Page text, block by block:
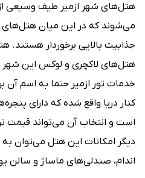
هتل‌های شهر ازمیر طیف وسیعی از
می‌شوند که در این میان هتل‌های
جذابیت بالایی برخوردار هستند.
هتل‌های لاکچری و لوکس این
خدمات تور ازمیر حتما به اسم آن
کنار دریا واقع شده که دارای
است و انتخاب آن می‌تواند قیمت
دیگر امکانات این هتل می‌توان
اندام، صندلی‌های ماساژ و سالن